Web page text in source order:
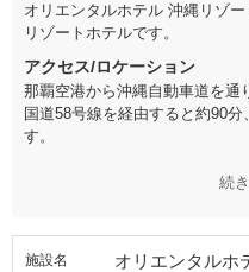
オリエンタルホテル 沖縄リゾ
リゾートホテルです。
アクセス/ロケーション
那覇空港から沖縄自動車道を通
国道58号線を経由すると約90
す。
続
施設名 オリエンタルホ